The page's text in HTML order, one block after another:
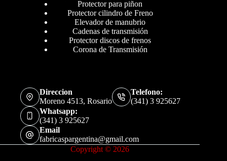
Protector para piñon
Protector cilindro de Freno
Elevador de manubrio
Cadenas de transmisión
Protector discos de frenos
Corona de Transmisión
Direccion
Moreno 4513, Rosario
Telefono:
(341) 3 925627
Whatsapp:
(341) 3 925627
Email
fabricaspargentina@gmail.com
Copyright © 2026